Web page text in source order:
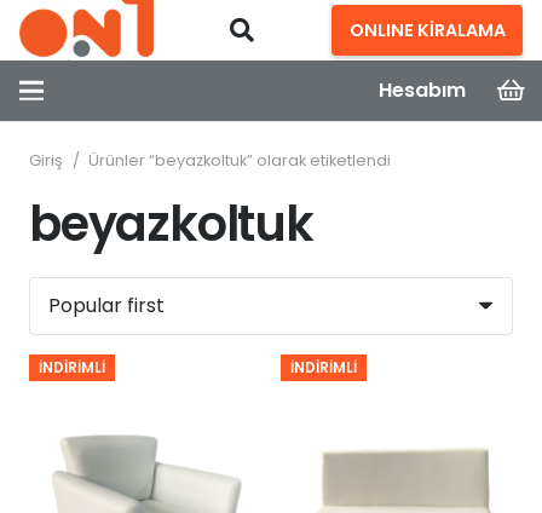
ONLINE KİRALAMA
Hesabım
Giriş / Ürünler “beyazkoltuk” olarak etiketlendi
beyazkoltuk
İNDIRIMLI İNDIRIMLI